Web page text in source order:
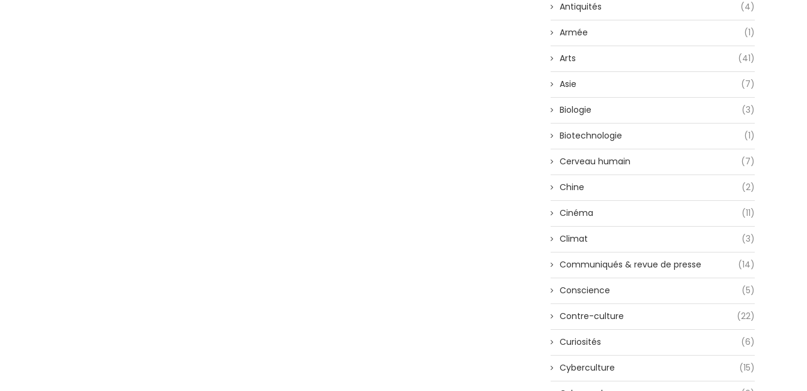
Antiquités (4)
Armée (1)
Arts (41)
Asie (7)
Biologie (3)
Biotechnologie (1)
Cerveau humain (7)
Chine (2)
Cinéma (11)
Climat (3)
Communiqués & revue de presse (14)
Conscience (5)
Contre-culture (22)
Curiosités (6)
Cyberculture (15)